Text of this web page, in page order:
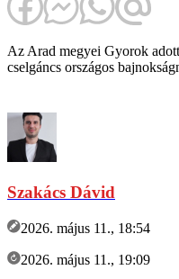
Az Arad megyei Gyorok
cselgáncs országos
Szakács Dávid
2026. május 11., 18:54
2026. május 11., 19:09